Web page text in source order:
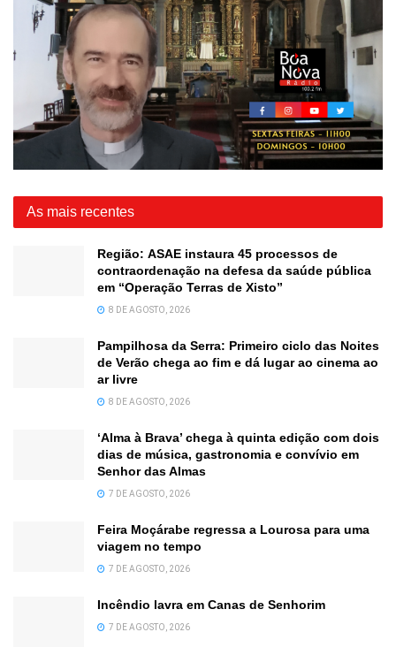
As mais recentes
Região: ASAE instaura 45 processos de
contraordenação na defesa da saúde pública
em “Operação Terras de Xisto”
8 DE AGOSTO, 2026
Pampilhosa da Serra: Primeiro ciclo das Noites
de Verão chega ao fim e dá lugar ao cinema ao
ar livre
8 DE AGOSTO, 2026
‘Alma à Brava’ chega à quinta edição com dois
dias de música, gastronomia e convívio em
Senhor das Almas
7 DE AGOSTO, 2026
Feira Moçárabe regressa a Lourosa para uma
viagem no tempo
7 DE AGOSTO, 2026
Incêndio lavra em Canas de Senhorim
7 DE AGOSTO, 2026